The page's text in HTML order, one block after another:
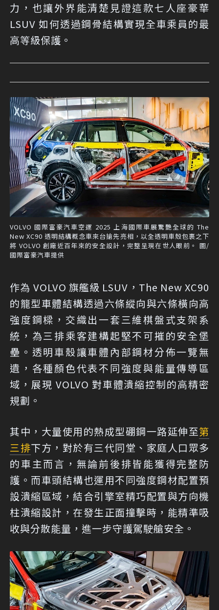
力，也讓外界能清楚見證這款七人座豪華
LSUV 如何透過鋼骨結構實現全車乘員的最
高等級保護。
VOLVO 國際富豪汽車空運 2025 上海國際車展驚艷全球的 The
New XC90 透明結構概念車來台搶先亮相，以全透明車殼包裹之下
將 VOLVO 創廠近百年來的安全設計，完整呈現在世人眼前。 圖/
國際富豪汽車提供
作為 VOLVO 旗艦級 LSUV，The New XC90
的籠型車體結構透過六條縱向與六條橫向高
強度鋼樑，交織出一套三維棋盤式支架系
統，為三排乘客建構起堅不可摧的安全堡
壘。透明車殼讓車體內部鋼材分佈一覽無
遺，各種顏色代表不同強度與能量傳導區
域，展現 VOLVO 對車體潰縮控制的高精密
規劃。
其中，大量使用的熱成型硼鋼一路延伸至第
三排下方，對於有三代同堂、家庭人口眾多
的車主而言，無論前後排皆能獲得完整防
護。而車頭結構也運用不同強度鋼材配置預
設潰縮區域，結合引擎室精巧配置與方向機
柱潰縮設計，在發生正面撞擊時，能精準吸
收與分散能量，進一步守護駕駛艙安全。